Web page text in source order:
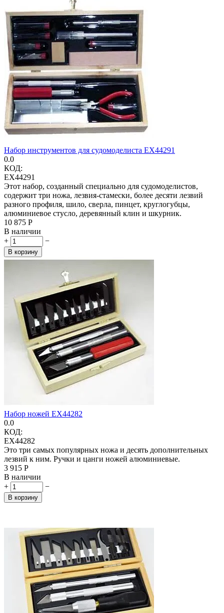
Набор инструментов для судомоделиста EX44291
0.0
КОД:
EX44291
Этот набор, созданный специально для судомоделистов,
содержит три ножа, лезвия-стамески, более десяти лезвий
разного профиля, шило, сверла, пинцет, круглогубцы,
алюминиевое стусло, деревянный клин и шкурник.
10 875 Р
В наличии
+
−
В корзину
Набор ножей EX44282
0.0
КОД:
EX44282
Это три самых популярных ножа и десять дополнительных
лезвий к ним. Ручки и цанги ножей алюминиевые.
3 915 Р
В наличии
+
−
В корзину